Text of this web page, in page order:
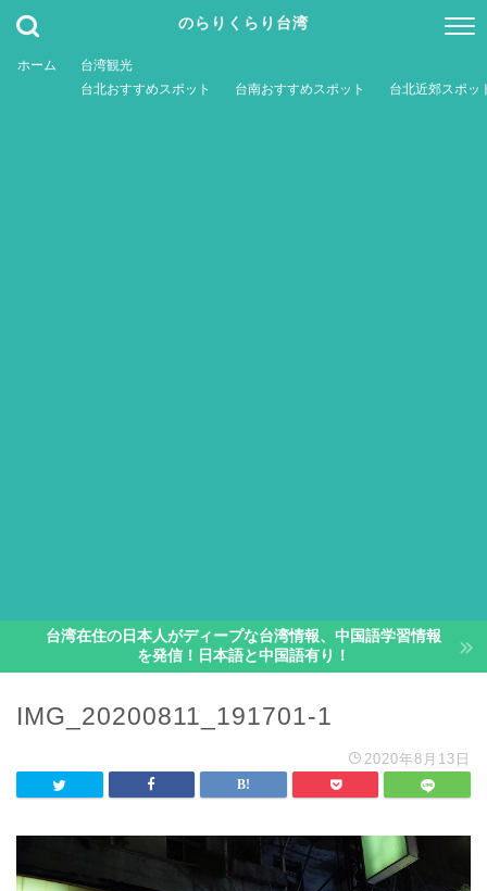
のらりくらり台湾
ホーム
台湾観光
台北おすすめスポット
台南おすすめスポット 台北近郊スポッ
台湾在住の日本人がディープな台湾情報、中国語学習情報
を発信！日本語と中国語有り！
IMG_20200811_191701-1
2020年8月13日